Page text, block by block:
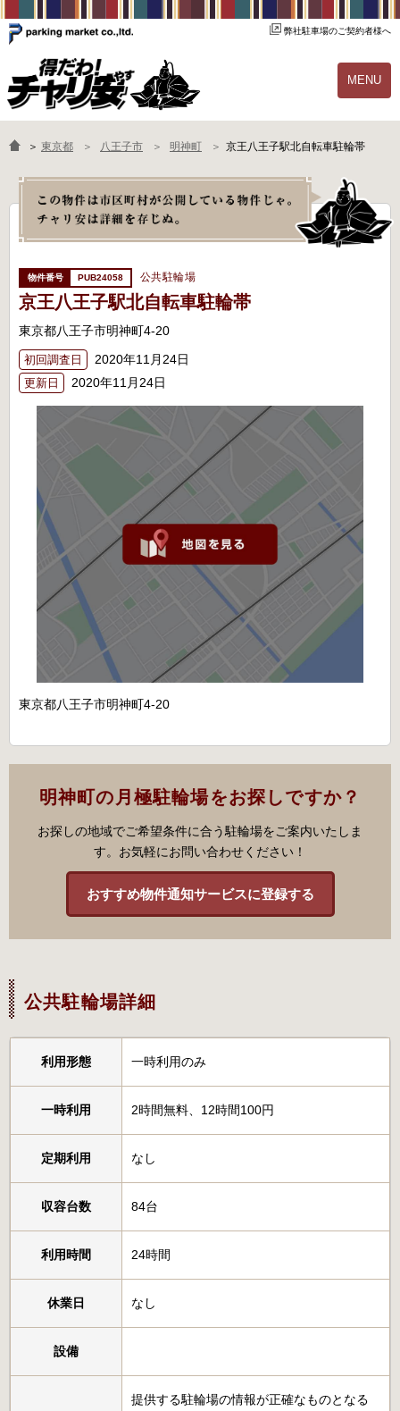
弊社駐車場のご契約者様へ
MENU
物件一覧 ご契約の流れ
よくあるご質問 駐輪場オーナー様へ
＞ 東京都 八王子市 明神町 京王八王子駅北自転車駐輪帯
PUB24058 公共駐輪場
京王八王子駅北自転車駐輪帯
東京都八王子市明神町4-20
初回調査日 2020年11月24日
更新日 2020年11月24日
東京都八王子市明神町4-20
明神町の月極駐輪場をお探しですか？
お探しの地域でご希望条件に合う駐輪場をご案内いたしま
す。お気軽にお問い合わせください！
おすすめ物件通知サービスに登録する
公共駐輪場詳細
利用形態 一時利用のみ
一時利用 2時間無料、12時間100円
定期利用 なし
収容台数 84台
利用時間 24時間
休業日 なし
設備
提供する駐輪場の情報が正確なものとなる